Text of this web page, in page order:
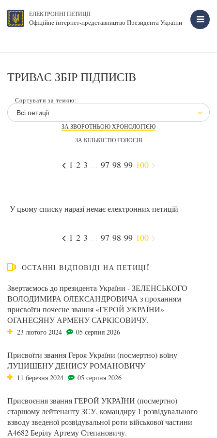
ЕЛЕКТРОННІ ПЕТИЦІЇ
Офіційне інтернет-представництво Президента України
ТРИВАЄ ЗБІР ПІДПИСІВ
Сортувати за темою:
Всі петиції
ЗА ЗВОРОТНЬОЮ ХРОНОЛОГІЄЮ
ЗА КІЛЬКІСТЮ ГОЛОСІВ
1 2 3 97 98 99 100
У цьому списку наразі немає електронних петицій
1 2 3 97 98 99 100
ОСТАННІ ВІДПОВІДІ НА ПЕТИЦІЇ
Звертаємось до президента України - ЗЕЛЕНСЬКОГО
ВОЛОДИМИРА ОЛЕКСАНДРОВИЧА з проханням
присвоїти почесне звання «ГЕРОЙ УКРАЇНИ»
ОГАНЕСЯНУ АРМЕНУ САРКІСОВИЧУ.
23 лютого 2024 05 серпня 2026
Присвоїти звання Героя України (посмертно) воїну
ЛУЦИШЕНУ ДЕНИСУ РОМАНОВИЧУ
11 березня 2024 05 серпня 2026
Присвоєння звання ГЕРОЙ УКРАЇНИ (посмертно)
старшому лейтенанту ЗСУ, командиру 1 розвідувального
взводу зведеної розвідувальної роти військової частини
А4682 Берілу Артему Степановичу.